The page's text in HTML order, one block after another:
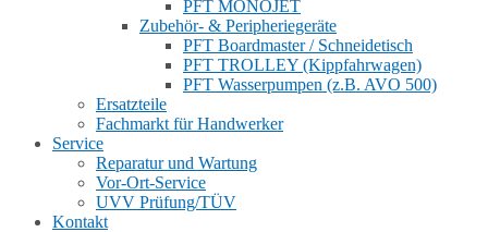
PFT MONOJET
Zubehör- & Peripheriegeräte
PFT Boardmaster / Schneidetisch
PFT TROLLEY (Kippfahrwagen)
PFT Wasserpumpen (z.B. AVO 500)
Ersatzteile
Fachmarkt für Handwerker
Service
Reparatur und Wartung
Vor-Ort-Service
UVV Prüfung/TÜV
Kontakt